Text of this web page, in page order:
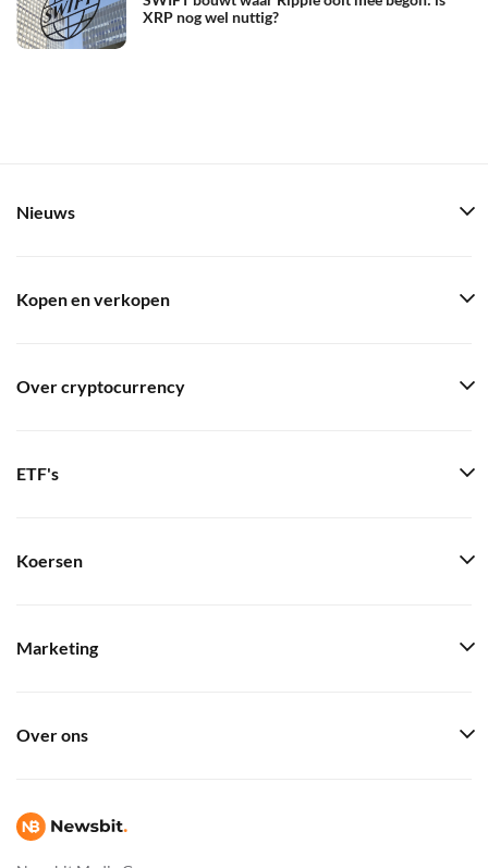
XRP nog wel nuttig?
Nieuws
Kopen en verkopen
Over cryptocurrency
ETF's
Koersen
Marketing
Over ons